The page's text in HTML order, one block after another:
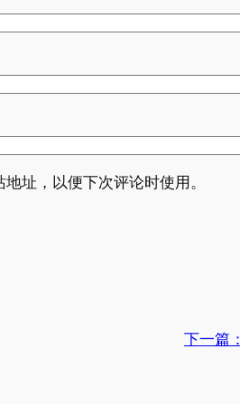
址，以便下次评论时使用。
下一篇：